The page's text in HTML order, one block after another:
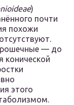
)
почти
похожи
— до
конической
этого